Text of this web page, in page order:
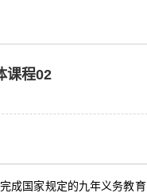
课程02
成国家规定的九年义务教育